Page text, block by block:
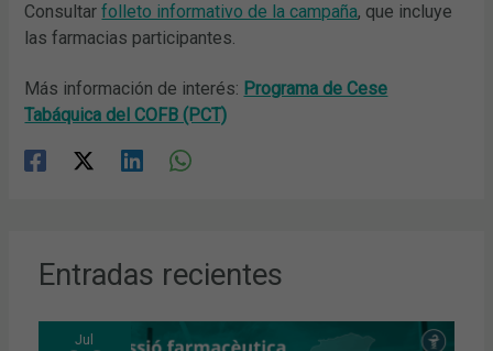
Consultarfolleto informativo de la campaña, que incluye
las farmacias participantes.
Más información de interés: Programa de Cese
Tabáquica del COFB (PCT)
Entradas recientes
Jul